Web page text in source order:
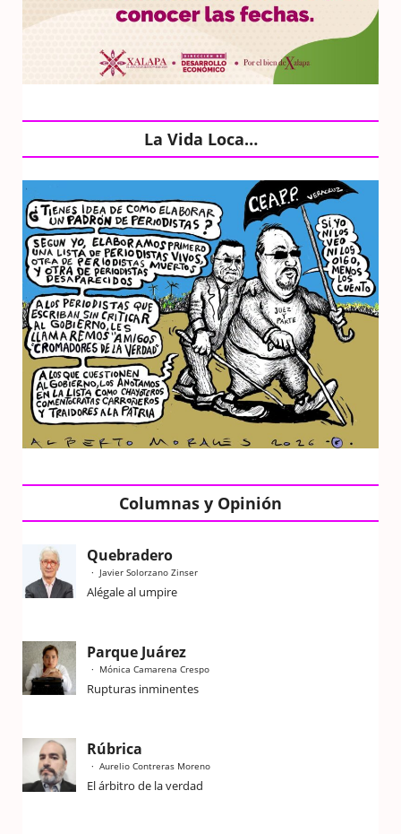
La Vida Loca…
Columnas y Opinión
Quebradero
Javier Solorzano Zinser
Alégale al umpire
Parque Juárez
Mónica Camarena Crespo
Rupturas inminentes
Rúbrica
Aurelio Contreras Moreno
El árbitro de la verdad